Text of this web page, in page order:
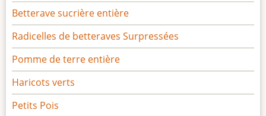
Betterave sucrière entière
Radicelles de betteraves Surpressées
Pomme de terre entière
Haricots verts
Petits Pois